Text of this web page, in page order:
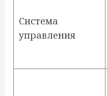
Система
управления